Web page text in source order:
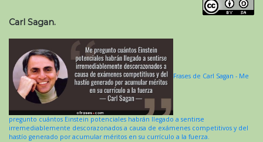
Carl Sagan.
Frases de Carl Sagan - Me
pregunto cuántos Einstein potenciales habrán llegado a sentirse
irremediablemente descorazonados a causa de exámenes competitivos y del
hastío generado por acumular méritos en su currículo a la fuerza.